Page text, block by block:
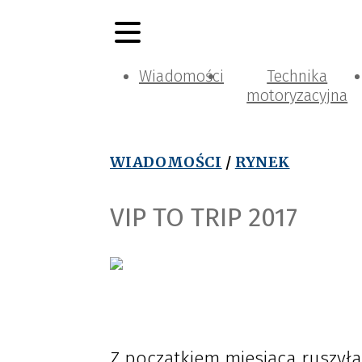
Wiadomości
Technika
motoryzacyjna
WIADOMOŚCI / RYNEK
VIP TO TRIP 2017